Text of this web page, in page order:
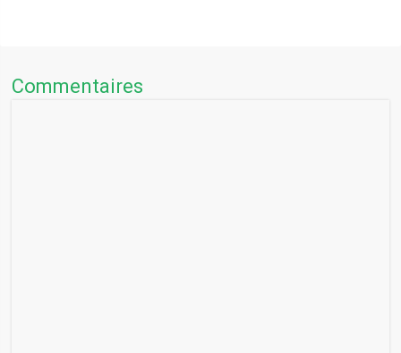
Commentaires